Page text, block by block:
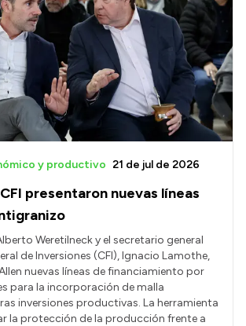
presentaron nuevas líneas
y productivo 21 de jul de 2026
Weretilneck y el secretario general
de Inversiones (CFI), Ignacio Lamothe,
nuevas líneas de financiamiento por
para la incorporación de malla
inversiones productivas. La herramienta
la protección de la producción frente a